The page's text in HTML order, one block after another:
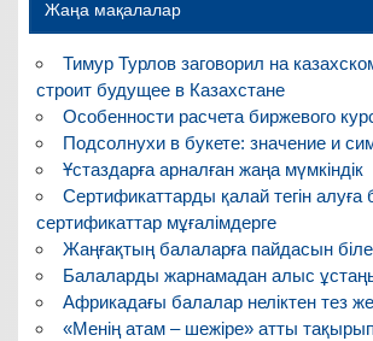
Жаңа мақалалар
Тимур Турлов заговорил на
строит будущее в Казахстане
Особенности расчета биржевого
Подсолнухи в букете: значение и
Ұстаздарға арналған жаңа мүмкіндік
Сертификаттарды қалай тегін алуға
сертификаттар мұғалімдерге
Жаңғақтың балаларға пайдасын біле
Балаларды жарнамадан алыс
Африкадағы балалар неліктен тез
«Менің атам – шежіре» атты